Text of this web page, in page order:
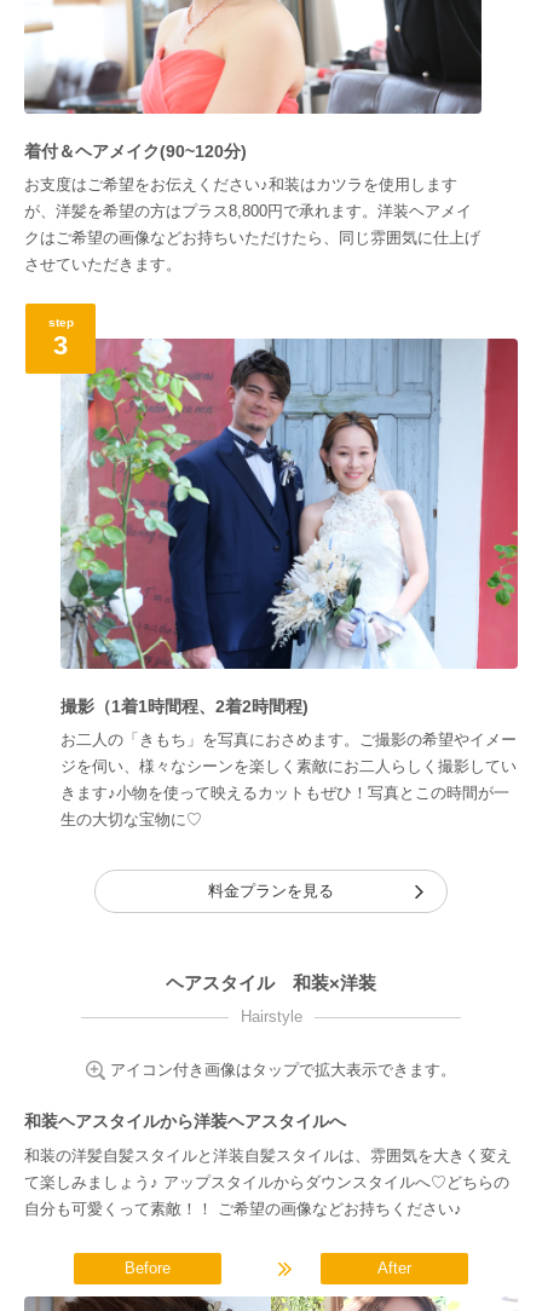
着付＆ヘアメイク(90~120分)
お支度はご希望をお伝えください♪和装はカツラを使用します
が、洋髪を希望の方はプラス8,800円で承れます。洋装ヘアメイ
クはご希望の画像などお持ちいただけたら、同じ雰囲気に仕上げ
させていただきます。
step
3
撮影（1着1時間程、2着2時間程)
お二人の「きもち」を写真におさめます。ご撮影の希望やイメー
ジを伺い、様々なシーンを楽しく素敵にお二人らしく撮影してい
きます♪小物を使って映えるカットもぜひ！写真とこの時間が一
生の大切な宝物に♡
料金プランを見る
ヘアスタイル 和装×洋装
Hairstyle
アイコン付き画像はタップで拡大表示できます。
和装ヘアスタイルから洋装ヘアスタイルへ
和装の洋髪自髪スタイルと洋装自髪スタイルは、雰囲気を大きく変え
て楽しみましょう♪ アップスタイルからダウンスタイルへ♡どちらの
自分も可愛くって素敵！！ ご希望の画像などお持ちください♪
Before After